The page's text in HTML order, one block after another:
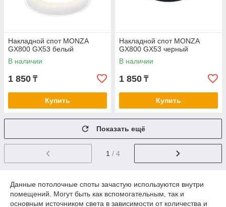
Накладной спот MONZA
GX800 GX53 белый
В наличии
1 850 ₸
Купить
Накладной спот MONZA
GX800 GX53 черный
В наличии
1 850 ₸
Купить
Показать ещё
1 / 4
Данные потолочные споты зачастую используются внутри
помещений. Могут быть как вспомогательным, так и
основным источником света в зависимости от количества и